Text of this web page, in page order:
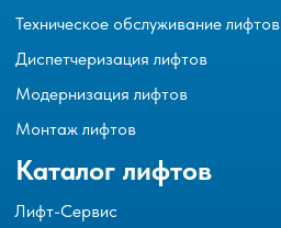
Каталог лифтов
Техническое обслуживание лифтов
Диспетчеризация лифтов
Модернизация лифтов
Монтаж лифтов
Лифт-Сервис